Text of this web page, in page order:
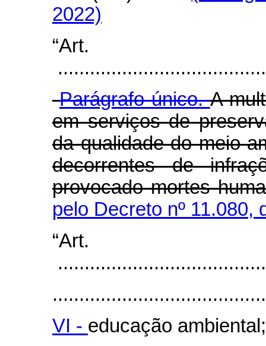
2022)
Parágrafo único.A
em serviços de
da qualidade do meio
decorrentes de
provocado mortes
pelo Decreto nº 11.080,
VI - educação ambiental;